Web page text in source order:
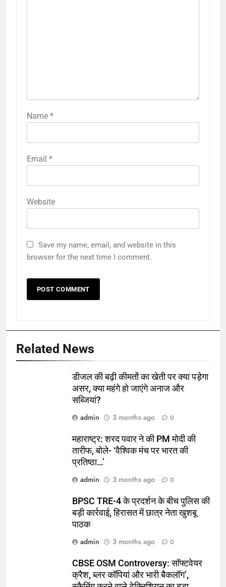
Name *
Email *
Website
Save my name, email, and website in this
browser for the next time I comment.
Related News
डीजल की बढ़ी कीमतों का खेती पर क्या पड़ेगा
असर, क्या महंगे हो जाएंगे अनाज और
सब्जियां?
admin
3 months ago 0
महाराष्ट्र: शरद पवार ने की PM मोदी की
तारीफ, बोले- ‘वैश्विक मंच पर भारत की
प्रतिष्ठा…’
admin
3 months ago 0
BPSC TRE-4 के प्रदर्शन के बीच पुलिस की
बड़ी कार्रवाई, हिरासत में छात्र नेता खुशबू
पाठक
admin
3 months ago 0
CBSE OSM Controversy: सॉफ्टवेयर
क्रैश, ब्लर कॉपियां और भारी बैकलॉग’,